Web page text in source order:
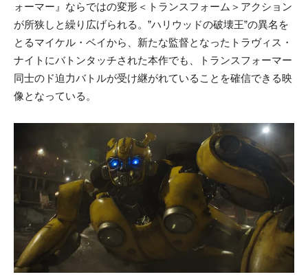
ォーマー』ならではの変形＜トランスフォーム＞アクション
が所狭しと繰り広げられる。”ハリウッドの破壊王”の異名を
とるマイケル・ベイから、新たな監督となったトラヴィス・
ナイトにバトンタッチされた本作でも、トランスフォーマー
同士のド迫力バトルが受け継がれていることを確信できる映
像となっている。